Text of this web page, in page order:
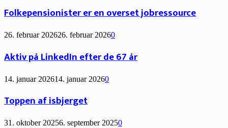
Folkepensionister er en overset jobressource
26. februar 202626. februar 20260
Aktiv på LinkedIn efter de 67 år
14. januar 202614. januar 20260
Toppen af isbjerget
31. oktober 20256. september 20250